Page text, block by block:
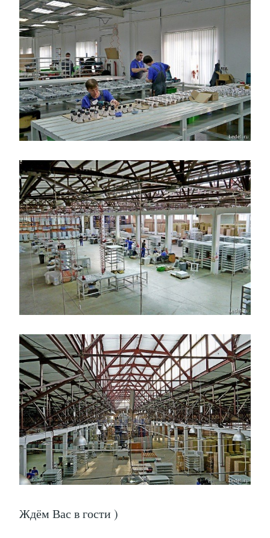
Ждём Вас в гости )